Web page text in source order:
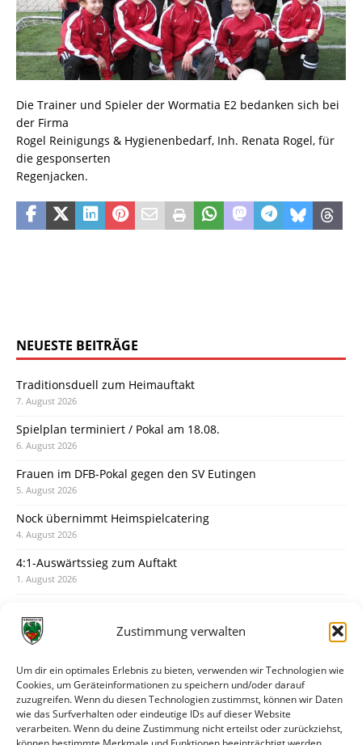
Zustimmung verwalten
Um dir ein optimales Erlebnis zu bieten, verwenden wir Technologien wie
Cookies, um Geräteinformationen zu speichern und/oder darauf
zuzugreifen. Wenn du diesen Technologien zustimmst, können wir Daten
wie das Surfverhalten oder eindeutige IDs auf dieser Website
verarbeiten. Wenn du deine Zustimmung nicht erteilst oder zurückziehst,
Die Trainer und Spieler der Wormatia E2 bedanken sich bei
der Firma
Rogel Reinigungs & Hygienenbedarf, Inh. Renata Rogel, für
die gesponserten
Regenjacken.
NEUESTE BEITRÄGE
Traditionsduell zum Heimauftakt
7. August 2026
Spielplan terminiert / Pokal am 18.08.
6. August 2026
Frauen im DFB-Pokal gegen den SV Eutingen
5. August 2026
Nock übernimmt Heimspielcatering
4. August 2026
4:1-Auswärtssieg zum Auftakt
1. August 2026
31. Juli 2026
30. Juli 2026
Deine Spielminute: 89+1
28. Juli 2026
Neuer Rückensponsor